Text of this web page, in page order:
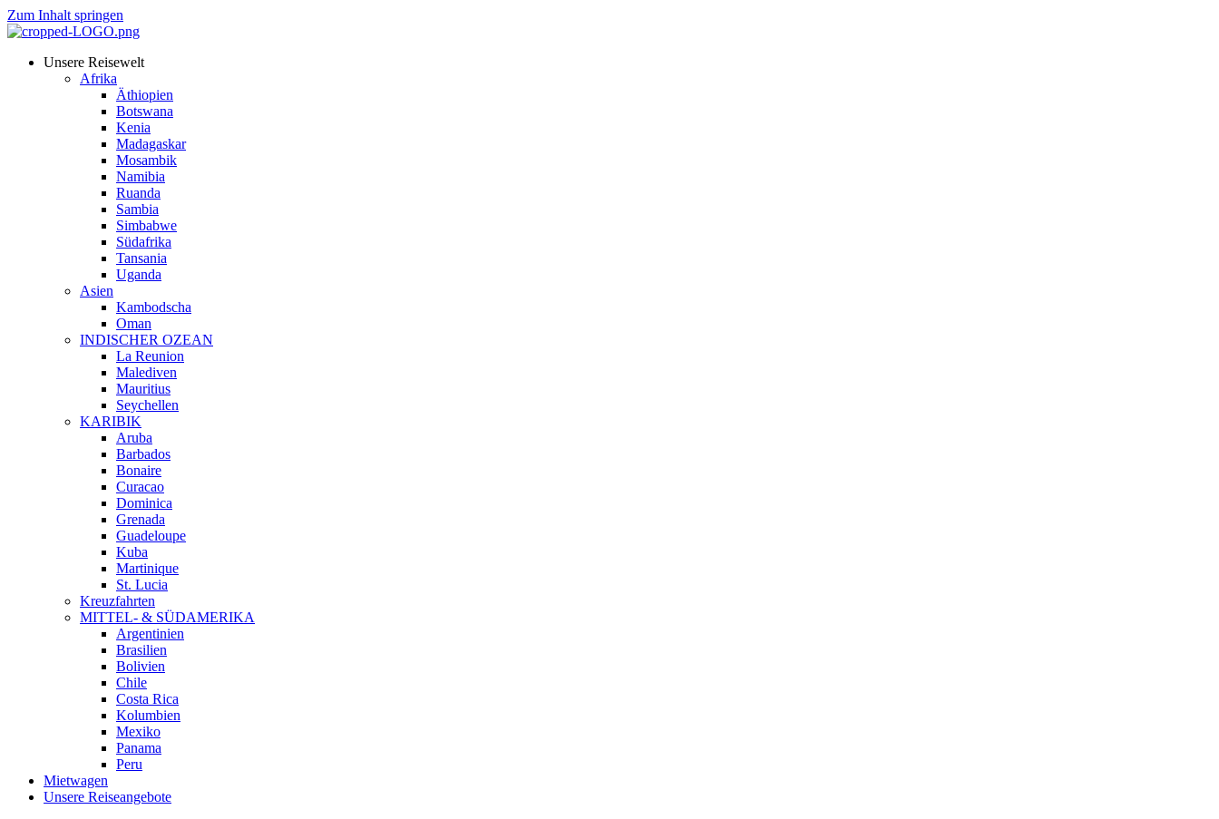
Zum Inhalt springen
Unsere Reisewelt
Afrika
Äthiopien
Botswana
Kenia
Madagaskar
Mosambik
Namibia
Ruanda
Sambia
Simbabwe
Südafrika
Tansania
Uganda
Asien
Kambodscha
Oman
INDISCHER OZEAN
La Reunion
Malediven
Mauritius
Seychellen
KARIBIK
Aruba
Barbados
Bonaire
Curacao
Dominica
Grenada
Guadeloupe
Kuba
Martinique
St. Lucia
Kreuzfahrten
MITTEL- & SÜDAMERIKA
Argentinien
Brasilien
Bolivien
Chile
Costa Rica
Kolumbien
Mexiko
Panama
Peru
Mietwagen
Unsere Reiseangebote